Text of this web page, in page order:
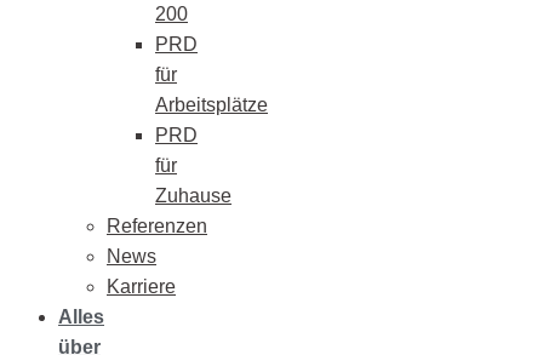
200
PRD
für
Arbeitsplätze
PRD
für
Zuhause
Referenzen
News
Karriere
Alles
über